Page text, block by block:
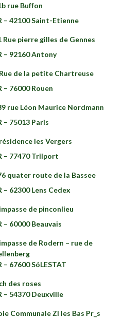
rue Buffon
– 42100 Saint-Etienne
Rue pierre gilles de Gennes
– 92160 Antony
de la petite Chartreuse
– 76000 Rouen
rue Léon Maurice Nordmann
– 75013 Paris
les Vergers
– 77470 Trilport
quater route de la Bassee
– 62300 Lens Cedex
de pinconlieu
– 60000 Beauvais
de Rodern – rue de
– 67600 SóLESTAT
des roses
– 54370 Deuxville
Communale ZI les Bas Pr_s